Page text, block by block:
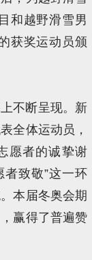
和越野滑雪男
获奖运动员颁
不断呈现。新
全体运动员，
愿者的诚挚谢
致敬”这一环
本届冬奥会期
赢得了普遍赞